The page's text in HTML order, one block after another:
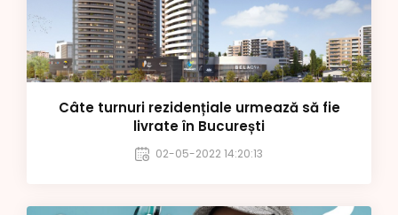
Câte turnuri rezidențiale urmează să fie
livrate în București
02-05-2022 14:20:13